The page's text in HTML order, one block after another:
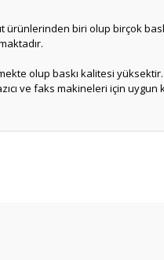
ürünlerinden biri olup birçok
olup baskı kalitesi yüksektir.
ve faks makineleri için uygun